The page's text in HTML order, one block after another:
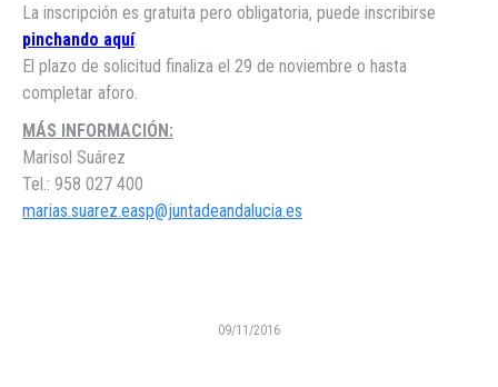
La inscripción es gratuita pero obligatoria, puede inscribirse
pinchando aquí.
El plazo de solicitud finaliza el 29 de noviembre o hasta
completar aforo.
MÁS INFORMACIÓN:
Marisol Suárez
Tel.: 958 027 400
marias.suarez.easp@juntadeandalucia.es
09/11/2016